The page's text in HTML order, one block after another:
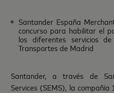
Santander España
concurso para habilitar el
los diferentes servicios
Transportes de Madrid
Santander, a través de
Services (SEMS), la